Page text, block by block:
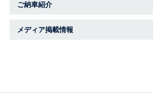
ご納車紹介
メディア掲載情報